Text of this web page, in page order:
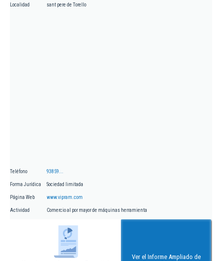
Localidad sant pere de Torello
Teléfono 93859...
Forma Jurídica Sociedad limitada
Página Web www.vipram.com
Actividad Comercio al por mayor de máquinas herramienta
Ver el Informe Ampliado de